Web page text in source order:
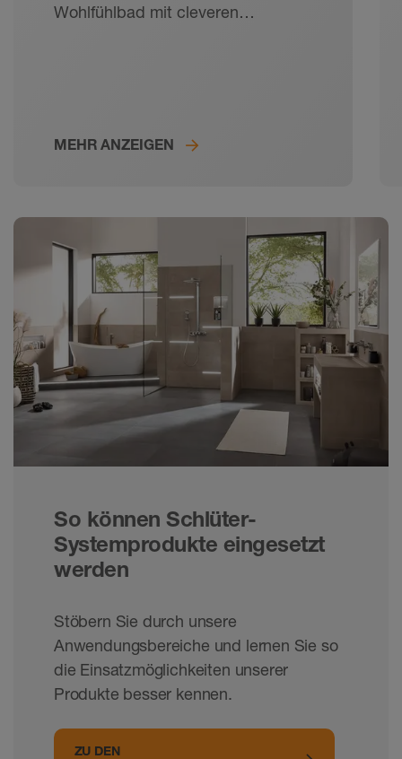
Wohlfühlbad mit cleveren
MEHR ANZEIGEN
So können Schlüter-
Systemprodukte eingesetzt
werden
Stöbern Sie durch unsere
Anwendungsbereiche und lernen Sie so
die Einsatzmöglichkeiten unserer
Produkte besser kennen.
ZU DEN